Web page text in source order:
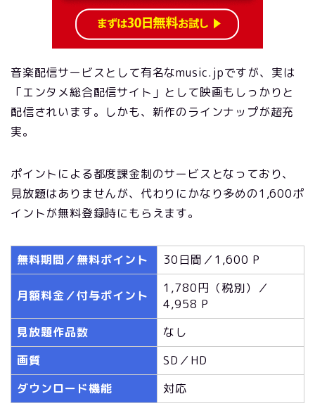
音楽配信サービスとして有名なmusic.jpですが、実は
「エンタメ総合配信サイト」として映画もしっかりと
配信されいます。しかも、新作のラインナップが超充
実。
ポイントによる都度課金制のサービスとなっており、
見放題はありませんが、代わりにかなり多めの1,600ポ
イントが無料登録時にもらえます。
無料期間／無料ポイント 30日間／1,600 P
月額料金／付与ポイント
1,780円（税別）／
4,958 P
見放題作品数
なし
画質
SD／HD
ダウンロード機能
対応